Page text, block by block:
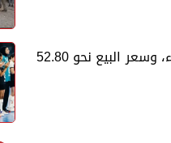
وتراجع سعر اليورو في بنك قناة السويس مقابل الجنيه المصري نحو 52.55 جنيه للشراء، وسعر البيع نحو 52.80